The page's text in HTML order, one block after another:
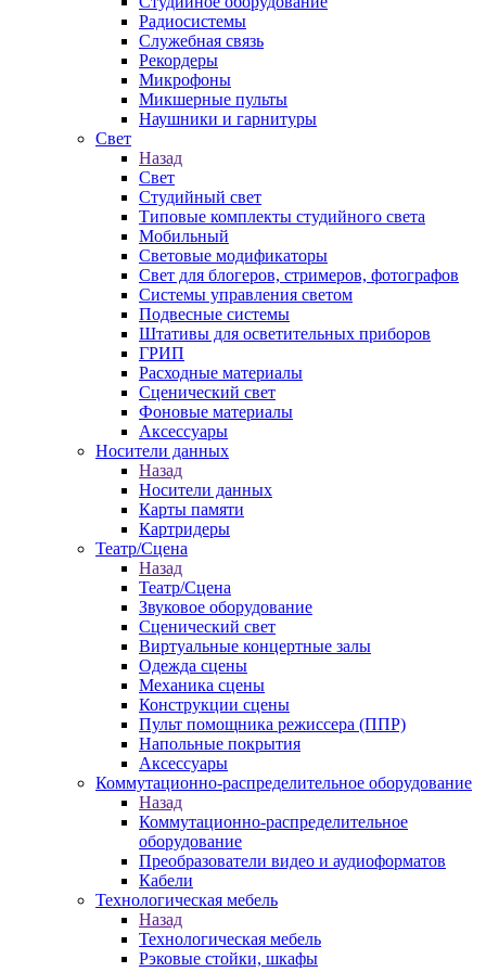
Радиосистемы
Служебная связь
Рекордеры
Микрофоны
Микшерные пульты
Наушники и гарнитуры
Свет
Назад
Свет
Студийный свет
Типовые комплекты студийного света
Мобильный
Световые модификаторы
Свет для блогеров, стримеров, фотографов
Системы управления светом
Подвесные системы
Штативы для осветительных приборов
ГРИП
Расходные материалы
Сценический свет
Фоновые материалы
Аксессуары
Носители данных
Назад
Носители данных
Карты памяти
Картридеры
Театр/Сцена
Назад
Театр/Сцена
Звуковое оборудование
Сценический свет
Виртуальные концертные залы
Одежда сцены
Механика сцены
Конструкции сцены
Пульт помощника режиссера (ППР)
Напольные покрытия
Аксессуары
Коммутационно-распределительное оборудование
Назад
Коммутационно-распределительное
оборудование
Преобразователи видео и аудиоформатов
Кабели
Технологическая мебель
Назад
Технологическая мебель
Рэковые стойки, шкафы